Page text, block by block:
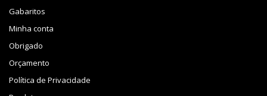
Gabaritos
Minha conta
Obrigado
Orçamento
Política de Privacidade